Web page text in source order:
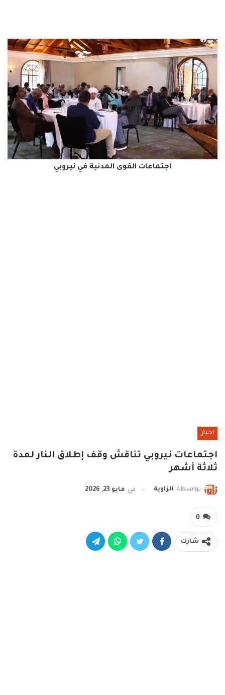
اجتماعات القوى المدنية في نيروبي
اخبار
اجتماعات نيروبي تناقش وقف إطلاق النار لمدة
ثلاثة أشهر
بواسطة الزاوية في مايو 23, 2026
0
شارك